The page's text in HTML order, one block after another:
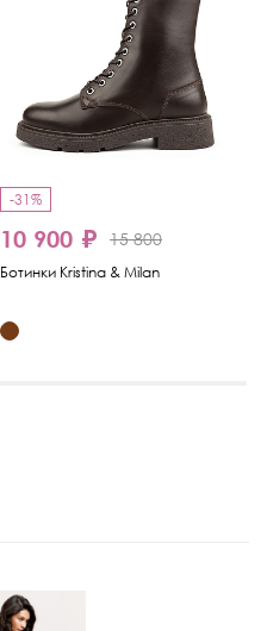
-31%
10 900 ₽ 15 800
Ботинки Kristina & Milan